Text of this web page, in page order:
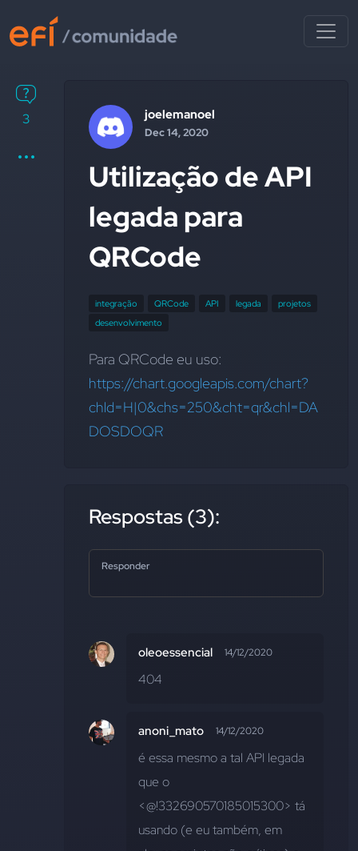
3 joelemanoel
Dec 14, 2020
Utilização de API
legada para
QRCode
integração QRCode API legada
projetos
desenvolvimento
https://chart.googleapis.com/chart?
chld=H|0&chs=250&cht=qr&chl=DA
DOSDOQR
Respostas (3):
Responder
oleoessencial 14/12/2020
404
anoni_mato 14/12/2020
é essa mesmo a tal API legada
que o
<@!332690570185015300> tá
usando (e eu também, em